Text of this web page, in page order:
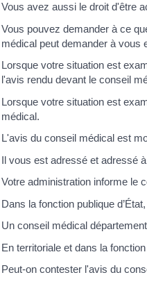
Vous avez aussi le droit d'être
Vous pouvez demander à ce
médical peut demander à vous
Lorsque votre situation est
l'avis rendu devant le conseil
Lorsque votre situation est
médical.
L'avis du conseil médical est
Il vous est adressé et adressé
Votre administration informe le
Dans la fonction publique
Un conseil médical
En territoriale et dans la
Peut-on contester l'avis du